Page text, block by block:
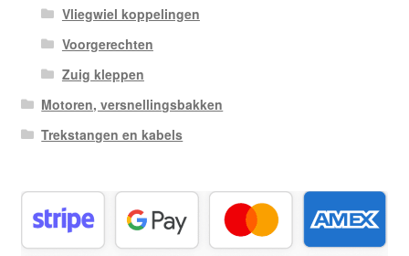
Vliegwiel koppelingen
Voorgerechten
Zuig kleppen
Motoren, versnellingsbakken
Trekstangen en kabels